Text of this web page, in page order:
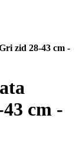
zid 28-43 cm -
cm -